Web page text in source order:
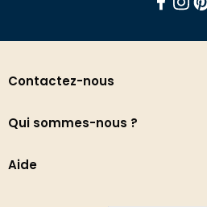
Contactez-nous
Qui sommes-nous ?
Aide